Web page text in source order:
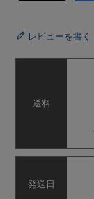
レビューを書く
送料
発送日